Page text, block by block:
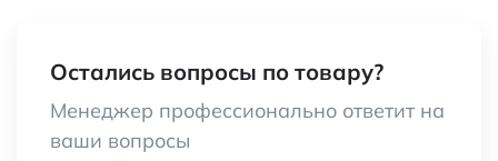
Остались вопросы по товару?
Менеджер профессионально ответит на
ваши вопросы